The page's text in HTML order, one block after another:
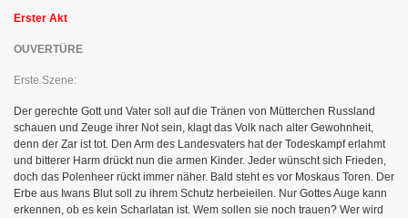
Erster Akt
OUVERTÜRE
Erste Szene:
Der gerechte Gott und Vater soll auf die Tränen von Mütterchen Russland
schauen und Zeuge ihrer Not sein, klagt das Volk nach alter Gewohnheit,
denn der Zar ist tot. Den Arm des Landesvaters hat der Todeskampf erlahmt
und bitterer Harm drückt nun die armen Kinder. Jeder wünscht sich Frieden,
doch das Polenheer rückt immer näher. Bald steht es vor Moskaus Toren. Der
Erbe aus Iwans Blut soll zu ihrem Schutz herbeieilen. Nur Gottes Auge kann
erkennen, ob es kein Scharlatan ist. Wem sollen sie noch trauen? Wer wird